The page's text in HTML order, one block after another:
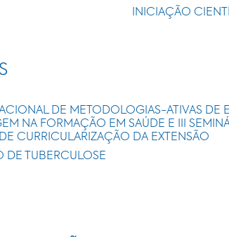
INICIAÇÃO
DE METODOLOGIAS-ATIVAS DE
NA FORMAÇÃO EM SAÚDE E III
CURRICULARIZAÇÃO DA EXTENSÃO
DE TUBERCULOSE